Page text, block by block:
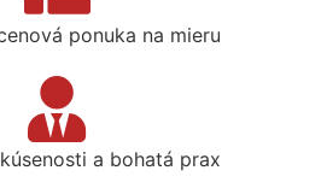
ponuka na mieru
a bohatá prax